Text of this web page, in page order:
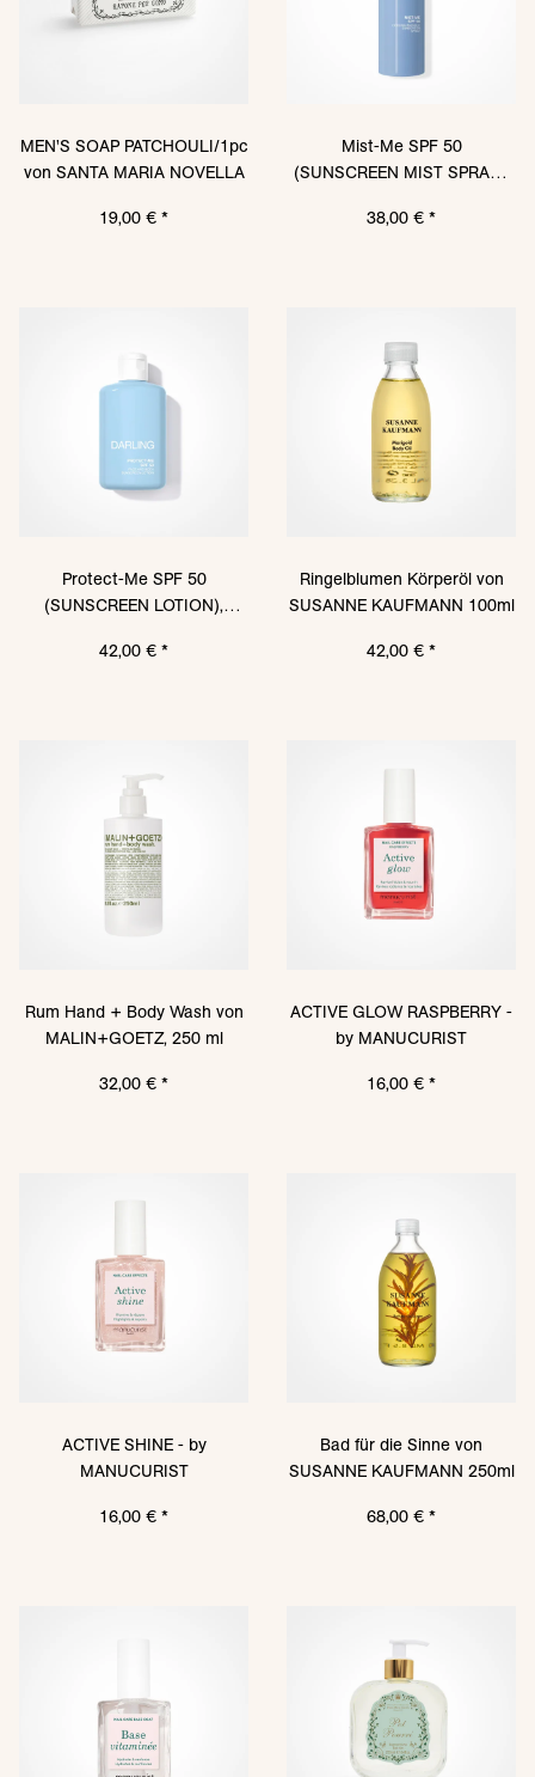
MEN'S SOAP PATCHOULI/1pc
von SANTA MARIA NOVELLA
19,00 € *
Mist-Me SPF 50
(SUNSCREEN MIST SPRAY),
38,00 € *
Protect-Me SPF 50
(SUNSCREEN LOTION),
42,00 € *
Ringelblumen Körperöl von
SUSANNE KAUFMANN 100ml
42,00 € *
Rum Hand + Body Wash von
MALIN+GOETZ, 250 ml
32,00 € *
ACTIVE GLOW RASPBERRY -
by MANUCURIST
16,00 € *
ACTIVE SHINE - by
MANUCURIST
16,00 € *
Bad für die Sinne von
SUSANNE KAUFMANN 250ml
68,00 € *